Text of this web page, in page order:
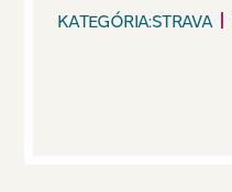
KATEGÓRIA:STRAVA